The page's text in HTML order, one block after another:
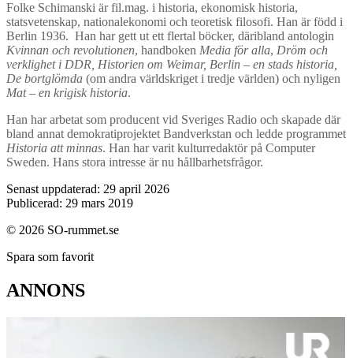
Folke Schimanski är fil.mag. i historia, ekonomisk historia,
statsvetenskap, nationalekonomi och teoretisk filosofi. Han är född i
Berlin 1936. Han har gett ut ett flertal böcker, däribland antologin
Kvinnan och revolutionen, handboken Media för alla, Dröm och
verklighet i DDR, Historien om Weimar, Berlin – en stads historia,
De bortglömda (om andra världskriget i tredje världen) och nyligen
Mat – en krigisk historia.
Han har arbetat som producent vid Sveriges Radio och skapade där
bland annat demokratiprojektet Bandverkstan och ledde programmet
Historia att minnas. Han har varit kulturredaktör på Computer
Sweden. Hans stora intresse är nu hållbarhetsfrågor.
Senast uppdaterad: 29 april 2026
Publicerad: 29 mars 2019
© 2026 SO-rummet.se
Spara som favorit
ANNONS